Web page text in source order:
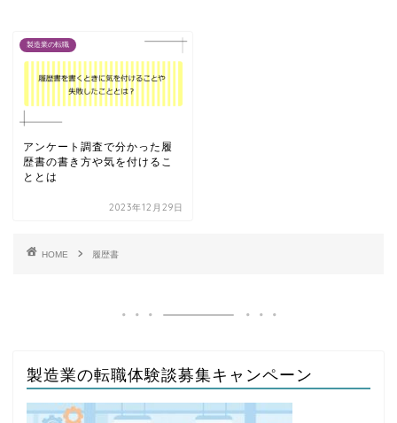
製造業の転職
アンケート調査で分かった履
歴書の書き方や気を付けるこ
ととは
2023年12月29日
HOME 履歴書
製造業の転職体験談募集キャンペーン